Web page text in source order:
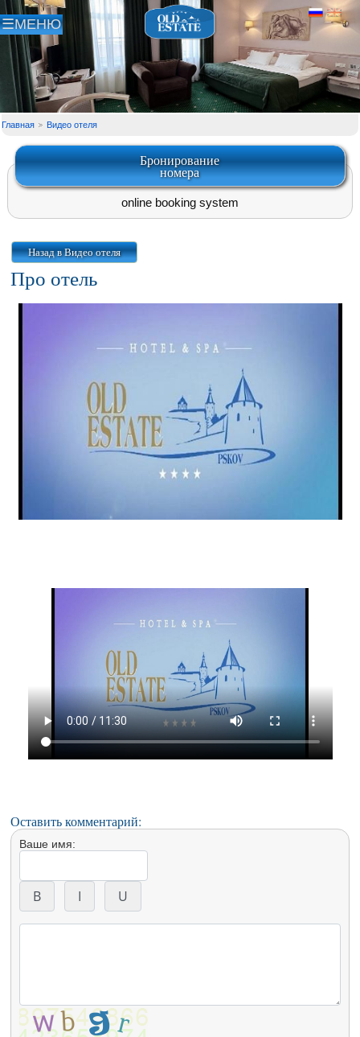
Главная Видео отеля
Бронирование
номера
online booking system
Назад в Видео отеля
Про отель
Оставить комментарий:
Ваше имя: